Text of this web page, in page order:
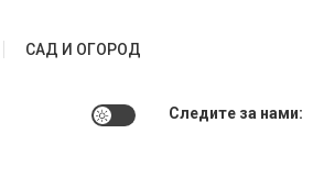
САД И ОГОРОД
Следите за нами: